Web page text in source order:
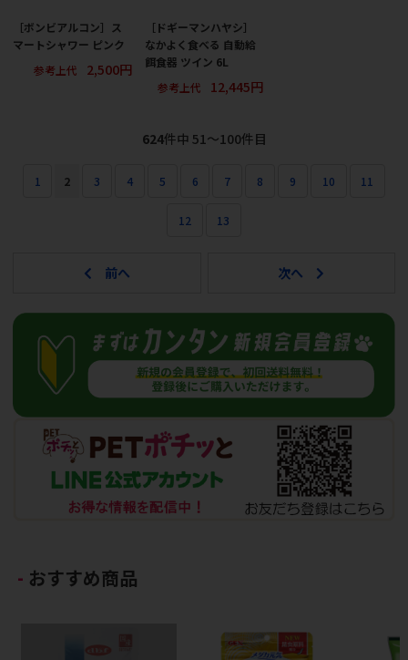
［ボンビアルコン］ス
マートシャワー ピンク
参考上代
2,500円
［ドギーマンハヤシ］
なかよく食べる 自動給
餌食器 ツイン 6L
参考上代
12,445円
624件中 51〜100件目
1 2 3 4 5 6 7 8 9 10 11
12 13
おすすめ商品